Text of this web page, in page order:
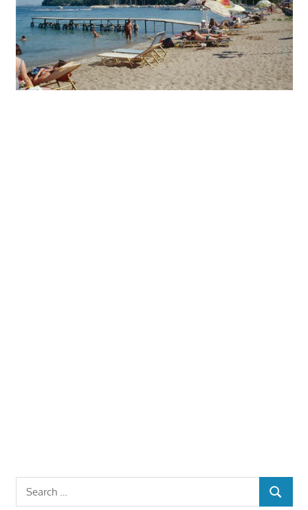
Search
for:
SEARCH